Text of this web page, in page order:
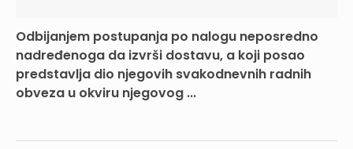
Odbijanjem postupanja po nalogu neposredno
nadređenoga da izvrši dostavu, a koji posao
predstavlja dio njegovih svakodnevnih radnih
obveza u okviru njegovog ...